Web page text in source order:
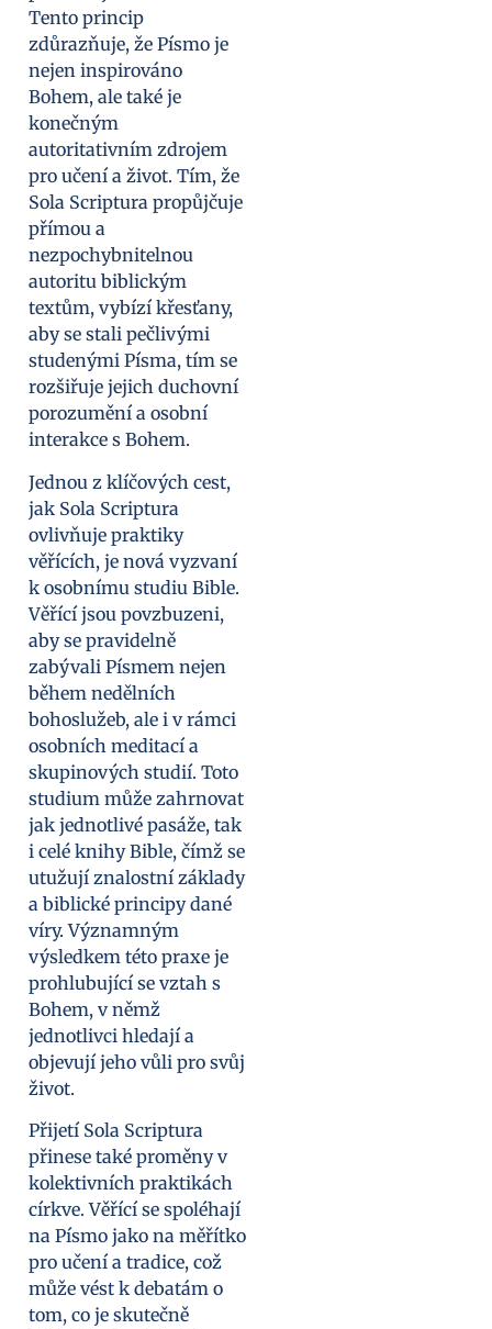
Tento princip
zdůrazňuje, že Písmo je
nejen inspirováno
Bohem, ale také je
konečným
autoritativním zdrojem
pro učení a život. Tím, že
Sola Scriptura propůjčuje
přímou a
nezpochybnitelnou
autoritu biblickým
textům, vybízí křesťany,
aby se stali pečlivými
studenými Písma, tím se
rozšiřuje jejich duchovní
porozumění a osobní
interakce s Bohem.
Jednou z klíčových cest,
jak Sola Scriptura
ovlivňuje praktiky
věřících, je nová vyzvaní
k osobnímu studiu Bible.
Věřící jsou povzbuzeni,
aby se pravidelně
zabývali Písmem nejen
během nedělních
bohoslužeb, ale i v rámci
osobních meditací a
skupinových studií. Toto
studium může zahrnovat
jak jednotlivé pasáže, tak
i celé knihy Bible, čímž se
utužují znalostní základy
a biblické principy dané
víry. Významným
výsledkem této praxe je
prohlubující se vztah s
Bohem, v němž
jednotlivci hledají a
objevují jeho vůli pro svůj
život.
Přijetí Sola Scriptura
přinese také proměny v
kolektivních praktikách
církve. Věřící se spoléhají
na Písmo jako na měřítko
pro učení a tradice, což
může vést k debatám o
tom, co je skutečně